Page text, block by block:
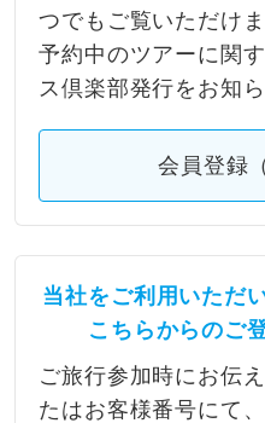
つでもご覧いただけ
予約中のツアーに関
ス倶楽部発行をお知
会員登録
当社をご利用いただ
こちらからのご
ご旅行参加時にお伝
たはお客様番号にて